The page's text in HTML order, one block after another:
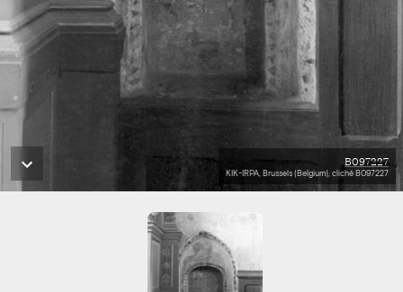
B097227
KIK-IRPA, Brussels (Belgium), cliché B097227